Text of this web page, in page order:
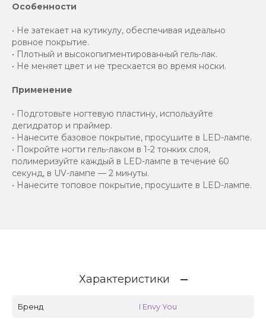
Особенности
• Не затекает на кутикулу, обеспечивая идеально
ровное покрытие.
• Плотный и высокопигментированный гель-лак.
• Не меняет цвет и не трескается во время носки.
Применение
• Подготовьте ногтевую пластину, используйте
дегидратор и праймер.
• Нанесите базовое покрытие, просушите в LED-лампе.
• Покройте ногти гель-лаком в 1-2 тонких слоя,
полимеризуйте каждый в LED-лампе в течение 60
секунд, в UV-лампе — 2 минуты.
• Нанесите топовое покрытие, просушите в LED-лампе.
Характеристики
Бренд I Envy You